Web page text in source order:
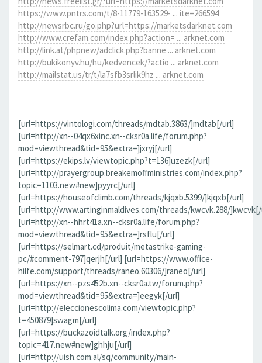
https://www.pntrs.com/t/8-11779-163529- ... ite=266594
http://newsrbc.ru/go.php?url=https://marketsdarknet.com
http://www.crefam.com/index.php?action= ... arknet.com
http://link.at/phpnew/adclick.php?banne ... arknet.com
http://bukikonyv.hu/hu/kedvencek/?actio ... arknet.com
http://mailstat.us/tr/t/la7sfb3srlik9hz ... arknet.com
[url=https://vintologi.com/threads/mdtab.3863/]mdtab[/url]
[url=http://xn--04qx6xinc.xn--cksr0a.life/forum.php?
mod=viewthread&tid=95&extra=]jxryj[/url]
[url=https://ekips.lv/viewtopic.php?t=136]uzezk[/url]
[url=http://prayergroup.breakemoffministries.com/index.php?
topic=1103.new#new]pyyrc[/url]
[url=https://houseofclimb.com/threads/kjqxb.5399/]kjqxb[/url]
[url=http://www.artinginmaldives.com/threads/kwcvk.288/
[url=http://xn--hhrt41a.xn--cksr0a.life/forum.php?
mod=viewthread&tid=95&extra=]rsflu[/url]
[url=https://selmart.cd/produit/metastrike-gaming-
pc/#comment-797]qerjh[/url] [url=https://www.office-
hilfe.com/support/threads/raneo.60306/]raneo[/url]
[url=https://xn--pzs452b.xn--cksr0a.tw/forum.php?
mod=viewthread&tid=95&extra=]eegyk[/url]
[url=http://eleccionescolima.com/viewtopic.php?
t=450879]swagm[/url]
[url=https://buckazoidtalk.org/index.php?
topic=417.new#new]ghhju[/url]
[url=http://uish.com.al/sq/community/main-